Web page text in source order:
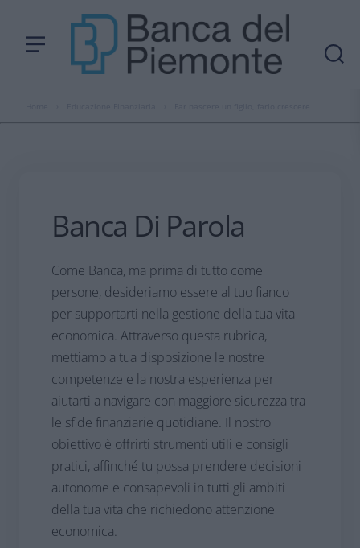
Banca Di Parola
Come Banca, ma prima di tutto come
persone, desideriamo essere al tuo fianco
per supportarti nella gestione della tua vita
economica. Attraverso questa rubrica,
mettiamo a tua disposizione le nostre
competenze e la nostra esperienza per
aiutarti a navigare con maggiore sicurezza tra
le sfide finanziarie quotidiane. Il nostro
obiettivo è offrirti strumenti utili e consigli
pratici, affinché tu possa prendere decisioni
autonome e consapevoli in tutti gli ambiti
della tua vita che richiedono attenzione
economica.